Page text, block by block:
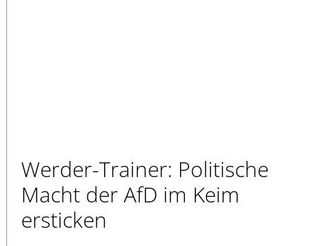
Werder-Trainer: Politische
Macht der AfD im Keim
ersticken